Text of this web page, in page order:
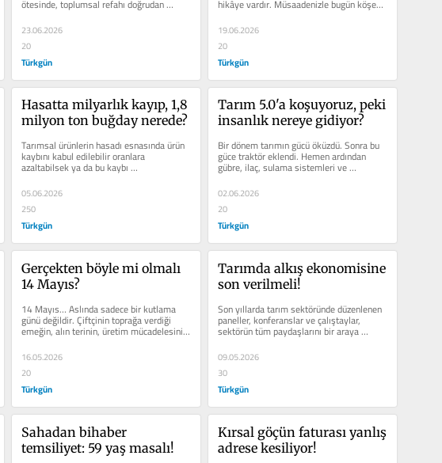
ötesinde, toplumsal refahı doğrudan
belirleyen dinamik bir süreçtir.Ü...
23.06.2026
20
Türkgün
hikâye vardır. Müsaadenizle bugün köşemi
bu anlamlı hikâyeye...
19.06.2026
20
Türkgün
Hasatta milyarlık kayıp, 1,8
milyon ton buğday nerede?
Tarımsal ürünlerin hasadı esnasında ürün
kaybını kabul edilebilir oranlara
azaltabilsek ya da bu kaybı
engelleyebilsek, milyarlarca liralık...
05.06.2026
250
Türkgün
Tarım 5.0'a koşuyoruz, peki
insanlık nereye gidiyor?
Bir dönem tarımın gücü öküzdü. Sonra bu
güce traktör eklendi. Hemen ardından
gübre, ilaç, sulama sistemleri ve
mekanizasyon devreye girdi.Bugün ise
02.06.2026
20
Türkgün
Gerçekten böyle mi olmalı
14 Mayıs?
14 Mayıs… Aslında sadece bir kutlama
günü değildir. Çiftçinin toprağa verdiği
emeğin, alın terinin, üretim mücadelesinin,
insanlığın...
16.05.2026
20
Türkgün
Tarımda alkış ekonomisine
son verilmeli!
Son yıllarda tarım sektöründe düzenlenen
paneller, konferanslar ve çalıştaylar,
sektörün tüm paydaşlarını bir araya
09.05.2026
30
Türkgün
Sahadan bihaber
temsiliyet: 59 yaş masalı!
Kırsal göçün faturası yanlış
adrese kesiliyor!